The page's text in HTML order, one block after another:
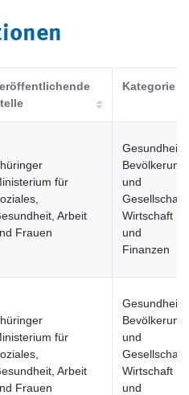
Kategorie
für
Arbeit
Frauen
Gesundheit,
Bevölkerung
und
Gesellschaft,
Wirtschaft
und
Finanzen
für
Arbeit
Frauen
Gesundheit,
Bevölkerung
und
Gesellschaft,
Wirtschaft
und